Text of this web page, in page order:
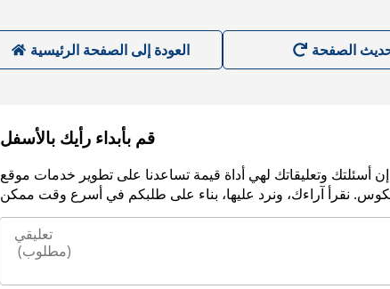
العودة إلى الصفحة الرئيسية
قم بأبداء رأيك بالأسفل
إن أسئلتك وتعليقاتك لهي أداة قيمة تساعدنا على تطوير خدمات موقع